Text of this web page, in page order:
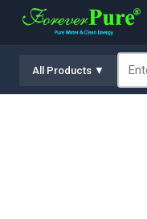
All Products ▼